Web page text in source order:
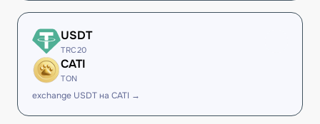
USDT
TRC20
CATI
TON
exchange USDT на CATI →